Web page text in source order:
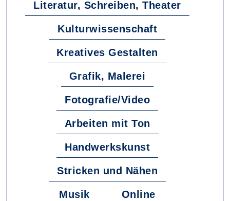
Literatur, Schreiben, Theater
Kulturwissenschaft
Kreatives Gestalten
Grafik, Malerei
Fotografie/Video
Arbeiten mit Ton
Handwerkskunst
Stricken und Nähen
Musik Online